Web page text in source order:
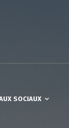
SOCIAUX